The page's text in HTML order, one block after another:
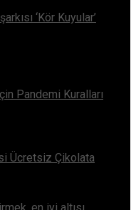
‘Kör Kuyular’
Pandemi Kuralları
Ücretsiz Çikolata